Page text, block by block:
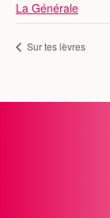
La Générale
Sur tes lèvres